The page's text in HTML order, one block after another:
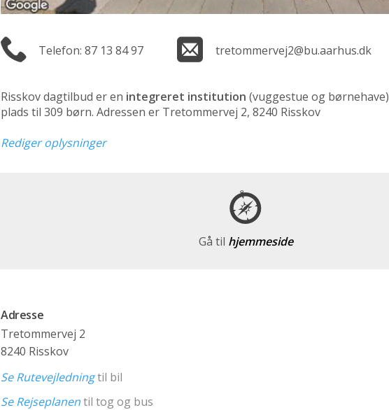
Telefon: 87 13 84 97 tretommervej2@bu.aarhus.dk
Risskov dagtilbud er en integreret institution (vuggestue og børnehave)
plads til 309 børn. Adressen er Tretommervej 2, 8240 Risskov
Rediger oplysninger
Gå til hjemmeside
Adresse
Tretommervej 2
8240 Risskov
Se Rutevejledningtil bil
Se Rejseplanentil tog og bus